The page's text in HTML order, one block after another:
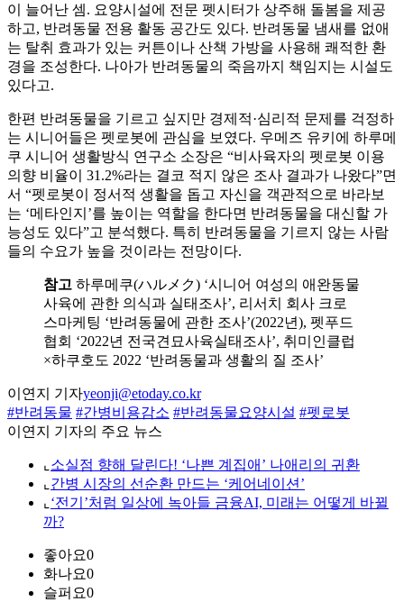
이 늘어난 셈. 요양시설에 전문 펫시터가 상주해 돌봄을 제공
하고, 반려동물 전용 활동 공간도 있다. 반려동물 냄새를 없애
는 탈취 효과가 있는 커튼이나 산책 가방을 사용해 쾌적한 환
경을 조성한다. 나아가 반려동물의 죽음까지 책임지는 시설도
있다고.
한편 반려동물을 기르고 싶지만 경제적·심리적 문제를 걱정하
는 시니어들은 펫로봇에 관심을 보였다. 우메즈 유키에 하루메
쿠 시니어 생활방식 연구소 소장은 “비사육자의 펫로봇 이용
의향 비율이 31.2%라는 결코 적지 않은 조사 결과가 나왔다”면
서 “펫로봇이 정서적 생활을 돕고 자신을 객관적으로 바라보
는 ‘메타인지’를 높이는 역할을 한다면 반려동물을 대신할 가
능성도 있다”고 분석했다. 특히 반려동물을 기르지 않는 사람
들의 수요가 높을 것이라는 전망이다.
참고 하루메쿠(ハルメク) ‘시니어 여성의 애완동물
사육에 관한 의식과 실태조사’, 리서치 회사 크로
스마케팅 ‘반려동물에 관한 조사’(2022년), 펫푸드
협회 ‘2022년 전국견묘사육실태조사’, 취미인클럽
×하쿠호도 2022 ‘반려동물과 생활의 질 조사’
이연지 기자yeonji@etoday.co.kr
#반려동물 #간병비용감소 #반려동물요양시설 #펫로봇
이연지 기자의 주요 뉴스
⌞ 소실점 향해 달린다! ‘나쁜 계집애’ 나애리의 귀환
⌞ 간병 시장의 선순환 만드는 ‘케어네이션’
⌞ ‘전기’처럼 일상에 녹아들 금융AI, 미래는 어떻게 바뀔
까?
좋아요0
화나요0
슬퍼요0